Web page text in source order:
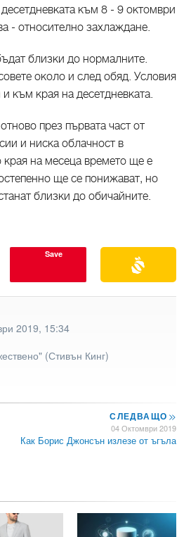
към 8 - 9 октомври
- относително захлаждане.
близки до нормалните.
около и след обяд. Условия
към края на десетдневката.
през първата част от
и ниска облачност в
на месеца времето ще е
ще се понижават, но
близки до обичайните.
Save
2019, 15:34
(Стивън Кинг)
СЛЕДВАЩО>>
04 Октомври 2019
Как Борис Джонсън излезе от ъгъла